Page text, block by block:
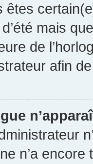
êtes
d’été mais
de
afin
n’a